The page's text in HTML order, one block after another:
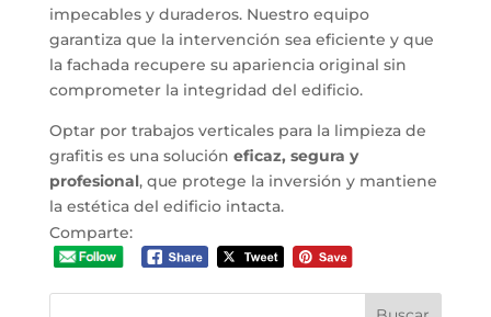
impecables y duraderos. Nuestro equipo
garantiza que la intervención sea eficiente y que
la fachada recupere su apariencia original sin
comprometer la integridad del edificio.
Optar por trabajos verticales para la limpieza de
grafitis es una solución eficaz, segura y
profesional, que protege la inversión y mantiene
la estética del edificio intacta.
Comparte: